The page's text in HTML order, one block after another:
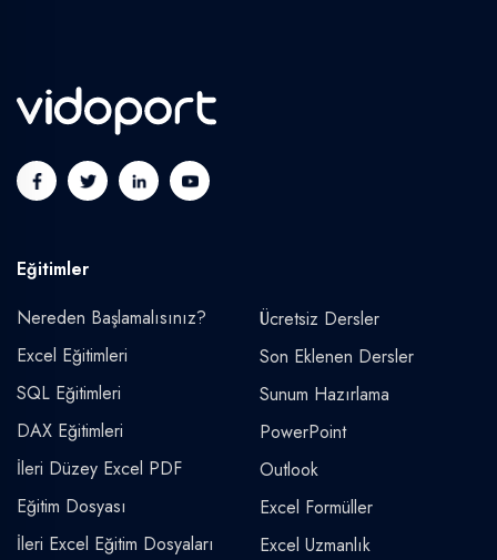
Eğitimler
Nereden Başlamalısınız?
Excel Eğitimleri
SQL Eğitimleri
DAX Eğitimleri
İleri Düzey Excel PDF
Eğitim Dosyası
İleri Excel Eğitim Dosyaları
Ücretsiz Dersler
Son Eklenen Dersler
Sunum Hazırlama
PowerPoint
Outlook
Excel Formüller
Excel Uzmanlık